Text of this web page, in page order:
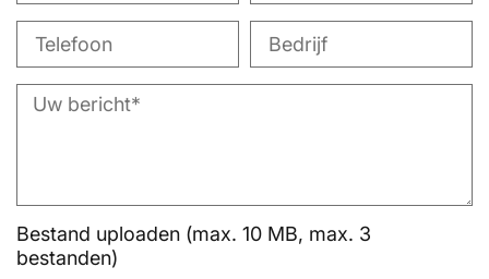
Bestand uploaden (max. 10 MB, max. 3
bestanden)